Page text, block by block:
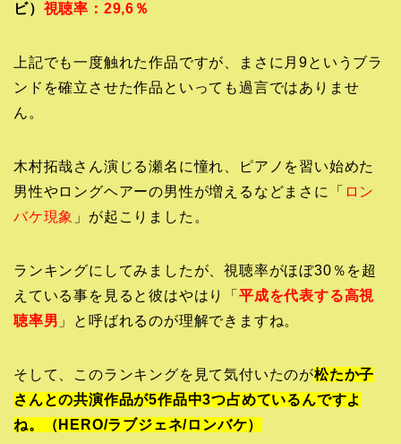
ビ） 視聴率：29,6％
上記でも一度触れた作品ですが、まさに月9というブラ
ンドを確立させた作品といっても過言ではありませ
ん。
木村拓哉さん演じる瀬名に憧れ、ピアノを習い始めた
男性やロングヘアーの男性が増えるなどまさに「 ロン
バケ現象 」が起こりました。
ランキングにしてみましたが、視聴率がほぼ30％を超
えている事を見ると彼はやはり「平成を代表する高視
聴率男 」と呼ばれるのが理解できますね。
そして、このランキングを見て気付いたのが松たか子
さんとの共演作品が5作品中3つ占めているんですよ
ね。（HERO/ラブジェネ/ロンバケ）